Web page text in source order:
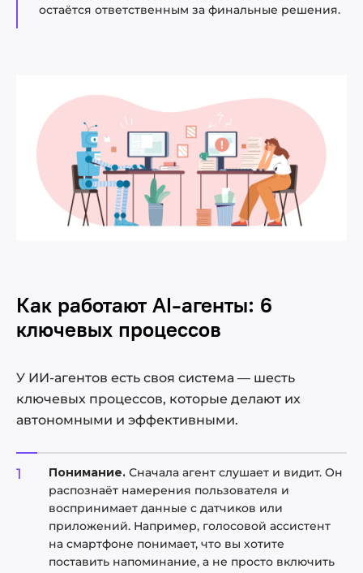
остаётся ответственным за финальные решения.
Как работают AI-агенты: 6
ключевых процессов
У ИИ-агентов есть своя система — шесть
ключевых процессов, которые делают их
автономными и эффективными.
Понимание. Сначала агент слушает и видит. Он
распознаёт намерения пользователя и
воспринимает данные с датчиков или
приложений. Например, голосовой ассистент
на смартфоне понимает, что вы хотите
поставить напоминание, а не просто включить